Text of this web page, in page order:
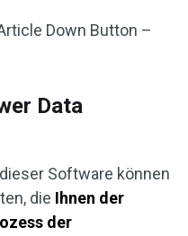
Down Button –
Data
Software können
die Ihnen der
der